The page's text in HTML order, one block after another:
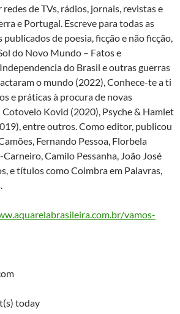
de TVs, rádios, jornais, revistas e
e Portugal. Escreve para todas as
de poesia, ficção e não ficção,
do Novo Mundo – Fatos e
do Brasil e outras guerras
o mundo (2022), Conhece-te a ti
e práticas à procura de novas
Kovid (2020), Psyche & Hamlet
entre outros. Como editor, publicou
Fernando Pessoa, Florbela
Carneiro, Camilo Pessanha, João José
e títulos como Coimbra em Palavras,
vamos-
today